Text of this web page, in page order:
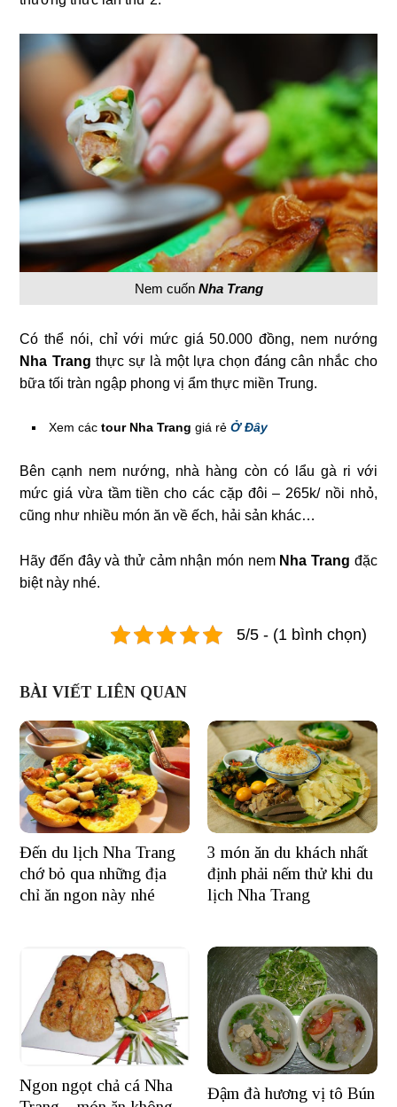
Nem cuốn Nha Trang
Có thể nói, chỉ với mức giá 50.000 đồng, nem nướng
Nha Trang thực sự là một lựa chọn đáng cân nhắc cho
bữa tối tràn ngập phong vị ẩm thực miền Trung.
Xem cáctour Nha Trang giá rẻỞ Đây
Bên cạnh nem nướng, nhà hàng còn có lẩu gà ri với
mức giá vừa tầm tiền cho các cặp đôi – 265k/ nồi nhỏ,
cũng như nhiều món ăn về ếch, hải sản khác…
Hãy đến đây và thử cảm nhận món nem Nha Trang đặc
biệt này nhé.
5/5 - (1 bình chọn)
BÀI VIẾT LIÊN QUAN
Đến du lịch Nha Trang
chớ bỏ qua những địa
chỉ ăn ngon này nhé
3 món ăn du khách nhất
định phải nếm thử khi du
lịch Nha Trang
Ngon ngọt chả cá Nha
Đậm đà hương vị tô Bún